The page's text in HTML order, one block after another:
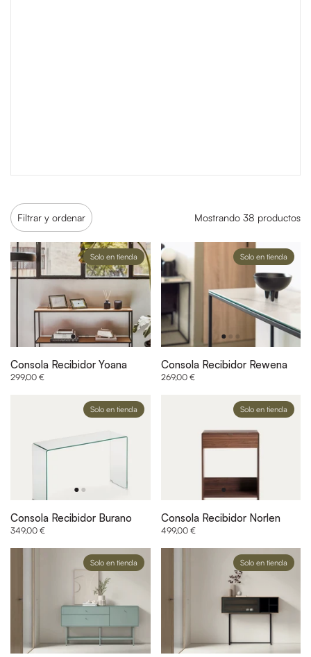
Filtrar y ordenar Mostrando 38 productos
Consola Recibidor Yoana
299,00 €
Solo en tienda
Consola Recibidor Rewena
269,00 €
Solo en tienda
Consola Recibidor Burano
349,00 €
Solo en tienda
Consola Recibidor Norlen
499,00 €
Solo en tienda
Solo en tienda Solo en tienda